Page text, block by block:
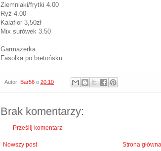
Ziemniaki/frytki 4.00
Ryż 4.00
Kalafior 3,50zł
Mix surówek 3.50
Garmażerka
Fasolka po bretońsku
Autor: Bar56 o 20:10
Brak komentarzy:
Prześlij komentarz
Nowszy post
Strona główna